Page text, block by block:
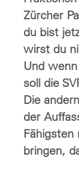
Zürcher
du bist
wirst du
Und
soll die
Die
der
bringen,